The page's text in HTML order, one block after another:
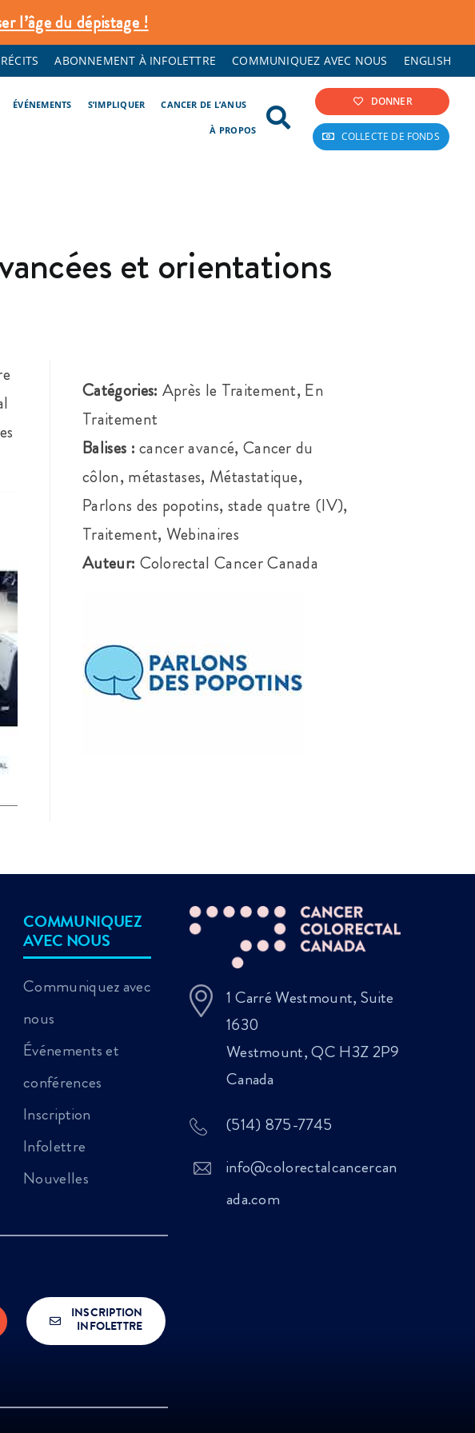
l’âge du dépistage !
RÉCITS ABONNEMENT À INFOLETTRE COMMUNIQUEZ AVEC NOUS ENGLISH
ÉVÉNEMENTS S’IMPLIQUER CANCER DE L’ANUS
À PROPOS
DONNER
COLLECTE DE FONDS
et orientations
Catégories: Après le Traitement, En
Traitement
Balises :cancer avancé, Cancer du
côlon, métastases, Métastatique,
Parlons des popotins, stade quatre (IV),
Traitement, Webinaires
Auteur: Colorectal Cancer Canada
COMMUNIQUEZ
AVEC NOUS
Communiquez avec
nous
Événements et
conférences
Inscription
Infolettre
Nouvelles
1 Carré Westmount, Suite
1630
Westmount, QC H3Z 2P9
Canada
(514) 875-7745
info@colorectalcancercan
ada.com
INSCRIPTION
INFOLETTRE